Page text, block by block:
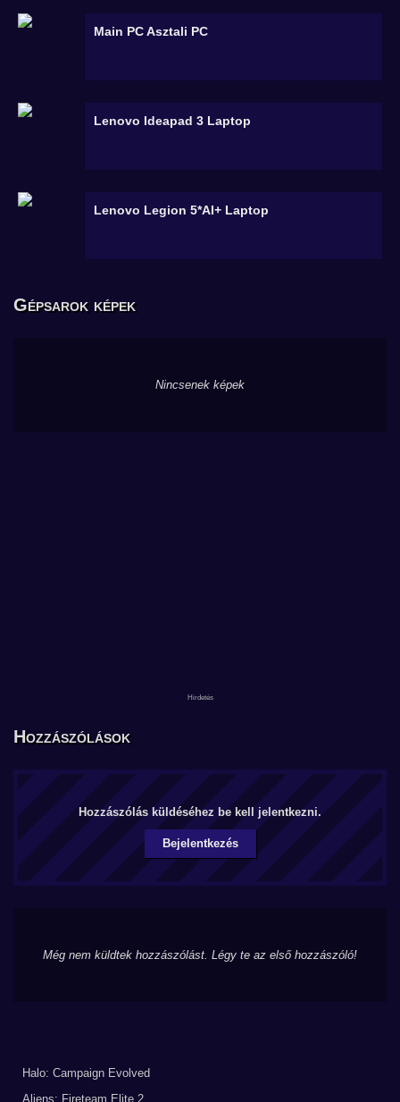
Main PCAsztali PC
Lenovo Ideapad 3 Laptop
Lenovo Legion 5*AI+ Laptop
Gépsarok képek
Nincsenek képek
Hozzászólások
Hozzászólás küldéséhez be kell jelentkezni.
Bejelentkezés
Még nem küldtek hozzászólást. Légy te az első hozzászóló!
Halo: Campaign Evolved
Aliens: Fireteam Elite 2